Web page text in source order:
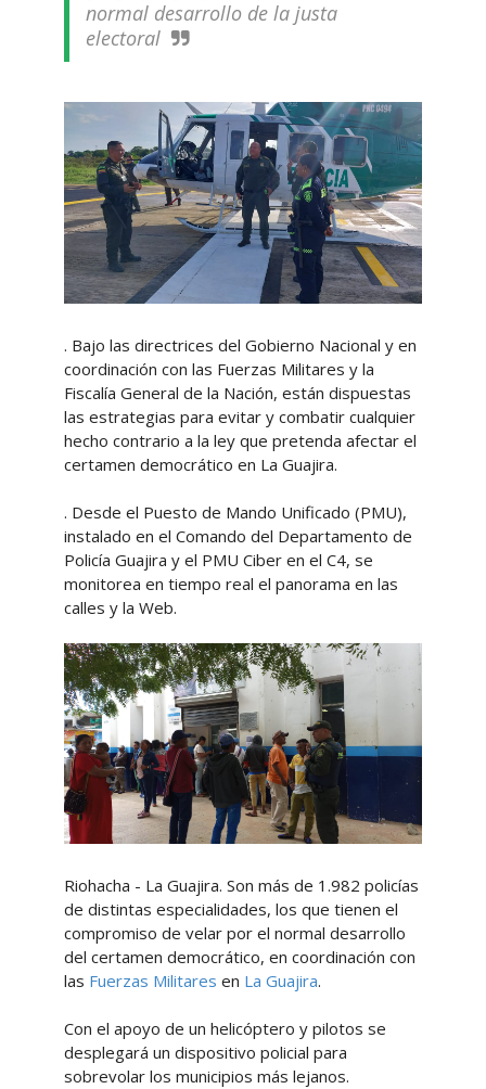
normal desarrollo de la justa
electoral
. Bajo las directrices del Gobierno Nacional y en
coordinación con las Fuerzas Militares y la
Fiscalía General de la Nación, están dispuestas
las estrategias para evitar y combatir cualquier
hecho contrario a la ley que pretenda afectar el
certamen democrático en La Guajira.
. Desde el Puesto de Mando Unificado (PMU),
instalado en el Comando del Departamento de
Policía Guajira y el PMU Ciber en el C4, se
monitorea en tiempo real el panorama en las
calles y la Web.
Riohacha - La Guajira. Son más de 1.982 policías
de distintas especialidades, los que tienen el
compromiso de velar por el normal desarrollo
del certamen democrático, en coordinación con
las Fuerzas Militares en La Guajira.
Con el apoyo de un helicóptero y pilotos se
desplegará un dispositivo policial para
sobrevolar los municipios más lejanos.